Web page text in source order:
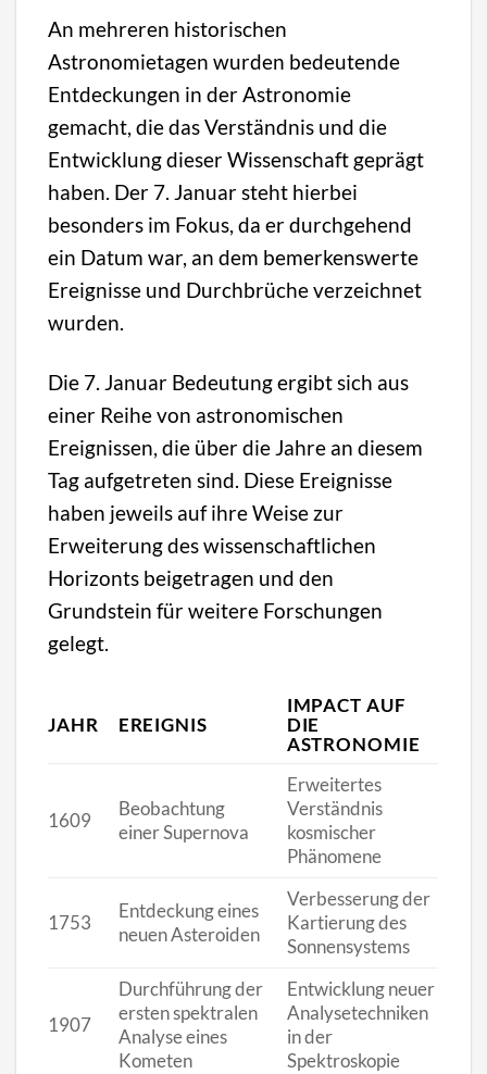
An mehreren historischen
Astronomietagen wurden bedeutende
Entdeckungen in der Astronomie
gemacht, die das Verständnis und die
Entwicklung dieser Wissenschaft geprägt
haben. Der 7. Januar steht hierbei
besonders im Fokus, da er durchgehend
ein Datum war, an dem bemerkenswerte
Ereignisse und Durchbrüche verzeichnet
wurden.
Die 7. Januar Bedeutung ergibt sich aus
einer Reihe von astronomischen
Ereignissen, die über die Jahre an diesem
Tag aufgetreten sind. Diese Ereignisse
haben jeweils auf ihre Weise zur
Erweiterung des wissenschaftlichen
Horizonts beigetragen und den
Grundstein für weitere Forschungen
gelegt.
JAHR EREIGNIS
IMPACT AUF
DIE
ASTRONOMIE
1609
Beobachtung
einer Supernova
Erweitertes
Verständnis
kosmischer
Phänomene
1753
Entdeckung eines
neuen Asteroiden
Verbesserung der
Kartierung des
Sonnensystems
1907
Durchführung der
ersten spektralen
Analyse eines
Kometen
Entwicklung neuer
Analysetechniken
in der
Spektroskopie